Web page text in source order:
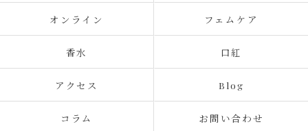
オンライン フェムケア
香水 口紅
アクセス Blog
コラム お問い合わせ